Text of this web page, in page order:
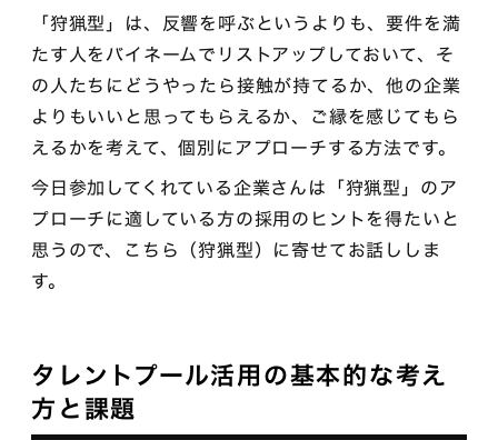
「狩猟型」は、反響を呼ぶというよりも、要件を満
たす人をバイネームでリストアップしておいて、そ
の人たちにどうやったら接触が持てるか、他の企業
よりもいいと思ってもらえるか、ご縁を感じてもら
えるかを考えて、個別にアプローチする方法です。
今日参加してくれている企業さんは「狩猟型」のア
プローチに適している方の採用のヒントを得たいと
思うので、こちら（狩猟型）に寄せてお話ししま
す。
タレントプール活用の基本的な考え
方と課題